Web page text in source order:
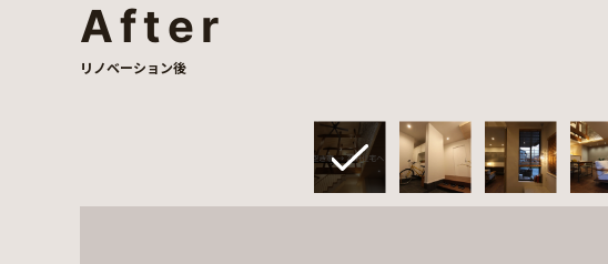
After
リノベーション後